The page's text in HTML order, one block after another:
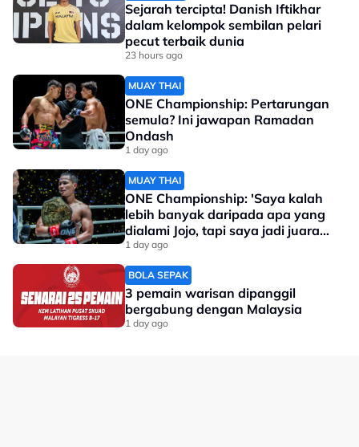
Sejarah tercipta! Danish Iftikhar
dalam kelompok sembilan pelari
pecut terbaik dunia
23 hours ago
MUAY THAI
ONE Championship: Pertarungan
semula? Ini jawapan Ramadan
Ondash
1 day ago
MUAY THAI
ONE Championship: 'Saya kalah
lebih banyak daripada apa yang
dialami Jojo, tapi saya jadi juara
dunia'
1 day ago
BOLA SEPAK
3 pemain warisan dipanggil
bergabung dengan Malaysia
1 day ago